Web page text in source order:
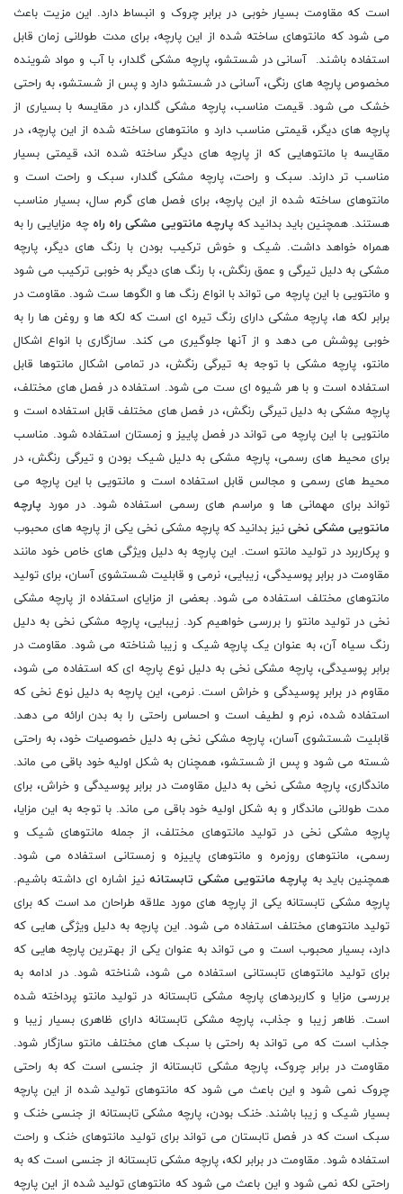
است که مقاومت بسیار خوبی در برابر چروک و انبساط دارد. این مزیت باعث
می شود که مانتوهای ساخته شده از این پارچه، برای مدت طولانی زمان قابل
استفاده باشند. آسانی در شستشو، پارچه مشکی گلدار، با آب و مواد شوینده
مخصوص پارچه های رنگی، آسانی در شستشو دارد و پس از شستشو، به راحتی
خشک می شود. قیمت مناسب، پارچه مشکی گلدار، در مقایسه با بسیاری از
پارچه های دیگر، قیمتی مناسب دارد و مانتوهای ساخته شده از این پارچه، در
مقایسه با مانتوهایی که از پارچه های دیگر ساخته شده اند، قیمتی بسیار
مناسب تر دارند. سبک و راحت، پارچه مشکی گلدار، سبک و راحت است و
مانتوهای ساخته شده از این پارچه، برای فصل های گرم سال، بسیار مناسب
هستند. همچنین باید بدانید که پارچه مانتویی مشکی راه راه چه مزایایی را به
همراه خواهد داشت. شیک و خوش ترکیب بودن با رنگ های دیگر، پارچه
مشکی به دلیل تیرگی و عمق رنگش، با رنگ های دیگر به خوبی ترکیب می شود
و مانتویی با این پارچه می تواند با انواع رنگ ها و الگوها ست شود. مقاومت در
برابر لکه ها، پارچه مشکی دارای رنگ تیره ای است که لکه ها و روغن ها را به
خوبی پوشش می دهد و از آنها جلوگیری می کند. سازگاری با انواع اشکال
مانتو، پارچه مشکی با توجه به تیرگی رنگش، در تمامی اشکال مانتوها قابل
استفاده است و با هر شیوه ای ست می شود. استفاده در فصل های مختلف،
پارچه مشکی به دلیل تیرگی رنگش، در فصل های مختلف قابل استفاده است و
مانتویی با این پارچه می تواند در فصل پاییز و زمستان استفاده شود. مناسب
برای محیط های رسمی، پارچه مشکی به دلیل شیک بودن و تیرگی رنگش، در
محیط های رسمی و مجالس قابل استفاده است و مانتویی با این پارچه می
تواند برای مهمانی ها و مراسم های رسمی استفاده شود. در مورد پارچه
مانتویی مشکی نخی نیز بدانید که پارچه مشکی نخی یکی از پارچه های محبوب
و پرکاربرد در تولید مانتو است. این پارچه به دلیل ویژگی های خاص خود مانند
مقاومت در برابر پوسیدگی، زیبایی، نرمی و قابلیت شستشوی آسان، برای تولید
مانتوهای مختلف استفاده می شود. بعضی از مزایای استفاده از پارچه مشکی
نخی در تولید مانتو را بررسی خواهیم کرد. زیبایی، پارچه مشکی نخی به دلیل
رنگ سیاه آن، به عنوان یک پارچه شیک و زیبا شناخته می شود. مقاومت در
برابر پوسیدگی، پارچه مشکی نخی به دلیل نوع پارچه ای که استفاده می شود،
مقاوم در برابر پوسیدگی و خراش است. نرمی، این پارچه به دلیل نوع نخی که
استفاده شده، نرم و لطیف است و احساس راحتی را به بدن ارائه می دهد.
قابلیت شستشوی آسان، پارچه مشکی نخی به دلیل خصوصیات خود، به راحتی
شسته می شود و پس از شستشو، همچنان به شکل اولیه خود باقی می ماند.
ماندگاری، پارچه مشکی نخی به دلیل مقاومت در برابر پوسیدگی و خراش، برای
مدت طولانی ماندگار و به شکل اولیه خود باقی می ماند. با توجه به این مزایا،
پارچه مشکی نخی در تولید مانتوهای مختلف، از جمله مانتوهای شیک و
رسمی، مانتوهای روزمره و مانتوهای پاییزه و زمستانی استفاده می شود.
همچنین باید به پارچه مانتویی مشکی تابستانه نیز اشاره ای داشته باشیم.
پارچه مشکی تابستانه یکی از پارچه های مورد علاقه طراحان مد است که برای
تولید مانتوهای مختلف استفاده می شود. این پارچه به دلیل ویژگی هایی که
دارد، بسیار محبوب است و می تواند به عنوان یکی از بهترین پارچه هایی که
برای تولید مانتوهای تابستانی استفاده می شود، شناخته شود. در ادامه به
بررسی مزایا و کاربردهای پارچه مشکی تابستانه در تولید مانتو پرداخته شده
است. ظاهر زیبا و جذاب، پارچه مشکی تابستانه دارای ظاهری بسیار زیبا و
جذاب است که می تواند به راحتی با سبک های مختلف مانتو سازگار شود.
مقاومت در برابر چروک، پارچه مشکی تابستانه از جنسی است که به راحتی
چروک نمی شود و این باعث می شود که مانتوهای تولید شده از این پارچه
بسیار شیک و زیبا باشند. خنک بودن، پارچه مشکی تابستانه از جنسی خنک و
سبک است که در فصل تابستان می تواند برای تولید مانتوهای خنک و راحت
استفاده شود. مقاومت در برابر لکه، پارچه مشکی تابستانه از جنسی است که به
راحتی لکه نمی شود و این باعث می شود که مانتوهای تولید شده از این پارچه